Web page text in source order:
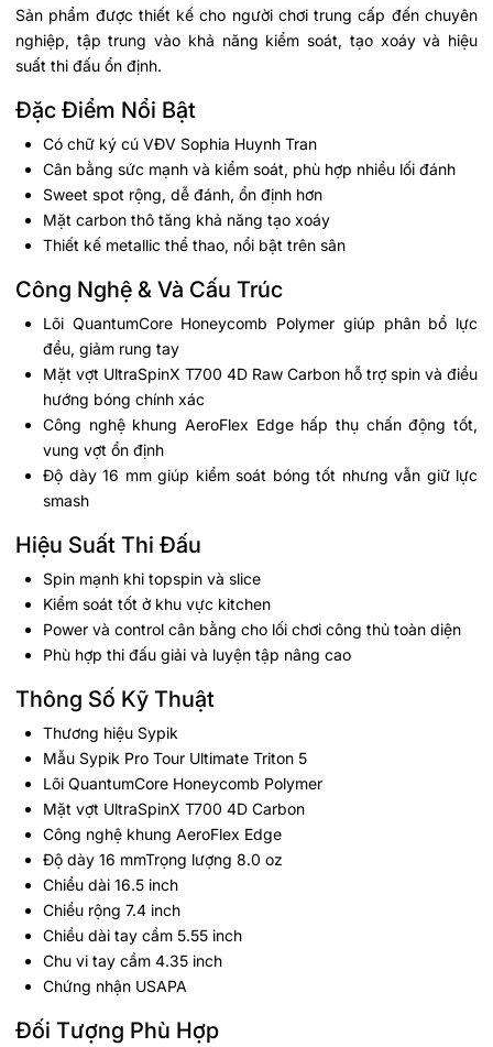
Sản phẩm được thiết kế cho người chơi trung cấp đến chuyên
nghiệp, tập trung vào khả năng kiểm soát, tạo xoáy và hiệu
suất thi đấu ổn định.
Đặc Điểm Nổi Bật
Có chữ ký cú VĐV Sophia Huynh Tran
Cân bằng sức mạnh và kiểm soát, phù hợp nhiều lối đánh
Sweet spot rộng, dễ đánh, ổn định hơn
Mặt carbon thô tăng khả năng tạo xoáy
Thiết kế metallic thể thao, nổi bật trên sân
Công Nghệ & Và Cấu Trúc
Lõi QuantumCore Honeycomb Polymer giúp phân bổ lực
đều, giảm rung tay
Mặt vợt UltraSpinX T700 4D Raw Carbon hỗ trợ spin và điều
hướng bóng chính xác
Công nghệ khung AeroFlex Edge hấp thụ chấn động tốt,
vung vợt ổn định
Độ dày 16 mm giúp kiểm soát bóng tốt nhưng vẫn giữ lực
smash
Hiệu Suất Thi Đấu
Spin mạnh khi topspin và slice
Kiểm soát tốt ở khu vực kitchen
Power và control cân bằng cho lối chơi công thủ toàn diện
Phù hợp thi đấu giải và luyện tập nâng cao
Thông Số Kỹ Thuật
Thương hiệu Sypik
Mẫu Sypik Pro Tour Ultimate Triton 5
Lõi QuantumCore Honeycomb Polymer
Mặt vợt UltraSpinX T700 4D Carbon
Công nghệ khung AeroFlex Edge
Độ dày 16 mmTrọng lượng 8.0 oz
Chiều dài 16.5 inch
Chiều rộng 7.4 inch
Chiều dài tay cầm 5.55 inch
Chu vi tay cầm 4.35 inch
Chứng nhận USAPA
Đối Tượng Phù Hợp